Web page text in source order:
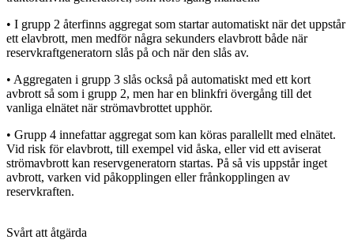
• I grupp 2 återfinns aggregat som startar automatiskt när det uppstår
ett elavbrott, men medför några sekunders elavbrott både när
reservkraftgeneratorn slås på och när den slås av.
• Aggregaten i grupp 3 slås också på automatiskt med ett kort
avbrott så som i grupp 2, men har en blinkfri övergång till det
vanliga elnätet när strömavbrottet upphör.
• Grupp 4 innefattar aggregat som kan köras parallellt med elnätet.
Vid risk för elavbrott, till exempel vid åska, eller vid ett aviserat
strömavbrott kan reservgeneratorn startas. På så vis uppstår inget
avbrott, varken vid påkopplingen eller frånkopplingen av
reservkraften.
Svårt att åtgärda